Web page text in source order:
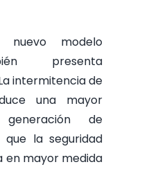
nuevo modelo
presenta
intermitencia de
una mayor
de
que la seguridad
en mayor medida